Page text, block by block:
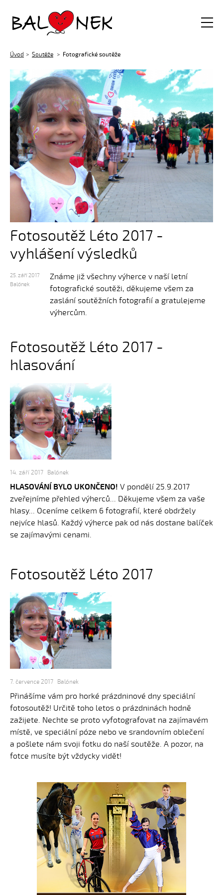
Balónek z.s.
Úvod Soutěže Fotografické soutěže
Fotosoutěž Léto 2017 -
vyhlášení výsledků
25. září 2017
Balónek
Známe již všechny výherce v naší letní
fotografické soutěži, děkujeme všem za
zaslání soutěžních fotografií a gratulejeme
výhercům.
Fotosoutěž Léto 2017 -
hlasování
14. září 2017 Balónek
HLASOVÁNÍ BYLO UKONČENO! V pondělí 25.9.2017
zveřejníme přehled výherců... Děkujeme všem za vaše
hlasy... Oceníme celkem 6 fotografií, které obdržely
nejvíce hlasů. Každý výherce pak od nás dostane balíček
se zajímavými cenami.
Fotosoutěž Léto 2017
7. července 2017 Balónek
Přinášíme vám pro horké prázdninové dny speciální
fotosoutěž! Určitě toho letos o prázdninách hodně
zažijete. Nechte se proto vyfotografovat na zajímavém
místě, ve speciální póze nebo ve srandovním oblečení
a pošlete nám svoji fotku do naší soutěže. A pozor, na
fotce musíte být vždycky vidět!